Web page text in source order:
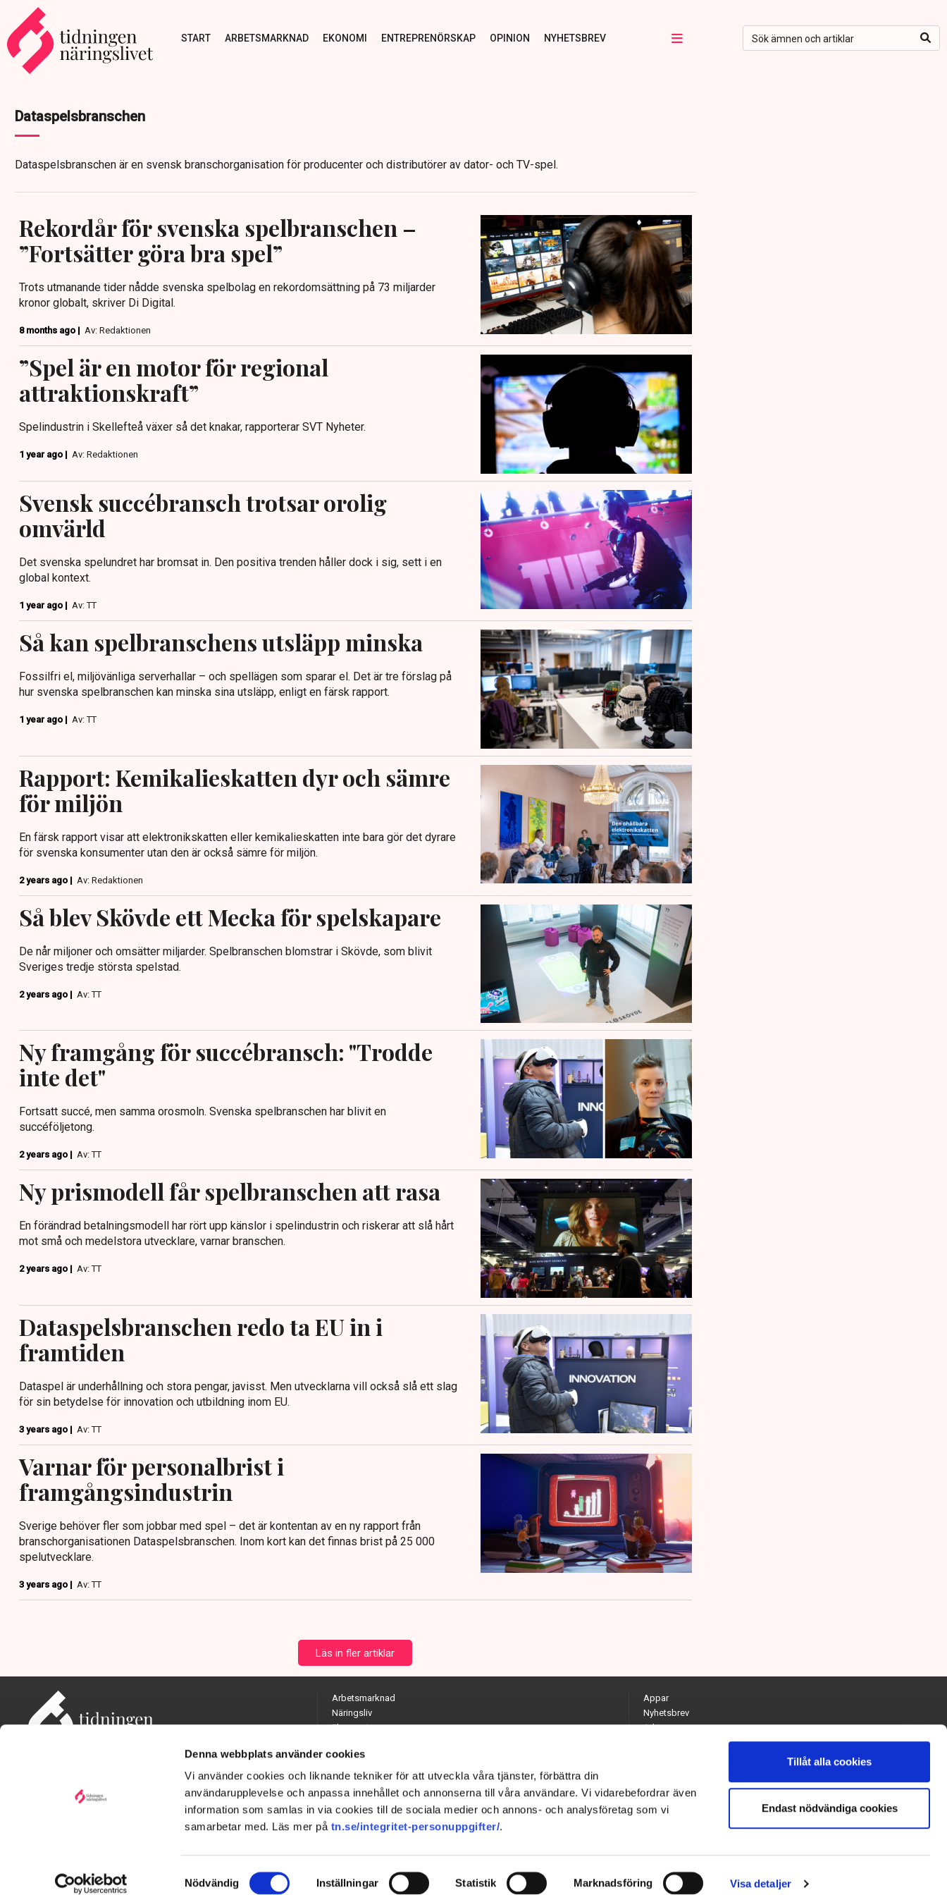
Denna webbplats använder cookies
Vi använder cookies och liknande tekniker för att utveckla våra tjänster, förbättra din
användarupplevelse och anpassa innehållet och annonserna till våra användare. Vi vidarebefordrar även
information som samlas in via cookies till de sociala medier och annons- och analysföretag som vi
samarbetar med. Läs mer på tn.se/integritet-personuppgifter/.
Samtyckesval
Nödvändig Inställningar Statistik Marknadsföring Visa detaljer
Tillåt alla cookies
Endast nödvändiga cookies
START ARBETSMARKNAD EKONOMI ENTREPRENÖRSKAP OPINION NYHETSBREV
Dataspelsbranschen
Dataspelsbranschen är en svensk branschorganisation för producenter och distributörer av dator- och TV-spel.
Rekordår för svenska spelbranschen –
”Fortsätter göra bra spel”
Trots utmanande tider nådde svenska spelbolag en rekordomsättning på 73 miljarder
kronor globalt, skriver Di Digital.
8 months ago | Av: Redaktionen
”Spel är en motor för regional
attraktionskraft”
Spelindustrin i Skellefteå växer så det knakar, rapporterar SVT Nyheter.
1 year ago | Av: Redaktionen
Svensk succébransch trotsar orolig
omvärld
Det svenska spelundret har bromsat in. Den positiva trenden håller dock i sig, sett i en
global kontext.
1 year ago | Av: TT
Så kan spelbranschens utsläpp minska
Fossilfri el, miljövänliga serverhallar – och spellägen som sparar el. Det är tre förslag på
hur svenska spelbranschen kan minska sina utsläpp, enligt en färsk rapport.
1 year ago | Av: TT
Rapport: Kemikalieskatten dyr och sämre
för miljön
En färsk rapport visar att elektronikskatten eller kemikalieskatten inte bara gör det dyrare
för svenska konsumenter utan den är också sämre för miljön.
2 years ago | Av: Redaktionen
Så blev Skövde ett Mecka för spelskapare
De når miljoner och omsätter miljarder. Spelbranschen blomstrar i Skövde, som blivit
Sveriges tredje största spelstad.
2 years ago | Av: TT
Ny framgång för succébransch: "Trodde
inte det"
Fortsatt succé, men samma orosmoln. Svenska spelbranschen har blivit en
succéföljetong.
2 years ago | Av: TT
Ny prismodell får spelbranschen att rasa
En förändrad betalningsmodell har rört upp känslor i spelindustrin och riskerar att slå hårt
mot små och medelstora utvecklare, varnar branschen.
2 years ago | Av: TT
Dataspelsbranschen redo ta EU in i
framtiden
Dataspel är underhållning och stora pengar, javisst. Men utvecklarna vill också slå ett slag
för sin betydelse för innovation och utbildning inom EU.
3 years ago | Av: TT
Varnar för personalbrist i
framgångsindustrin
Sverige behöver fler som jobbar med spel – det är kontentan av en ny rapport från
branschorganisationen Dataspelsbranschen. Inom kort kan det finnas brist på 25 000
spelutvecklare.
3 years ago | Av: TT
Läs in fler artiklar
Adress: Tidningen Näringslivet, 114 82 Stockholm
Besöksadress: Storgatan 19, Stockholm
Arbetsmarknad
Näringsliv
Ekonomi
Opinion
Hållbarhet
Utrikes
Quiz
Appar
Nyhetsbrev
Arkiv
Kontakta redaktionen
Chefredaktör och ansvarig utgivare: